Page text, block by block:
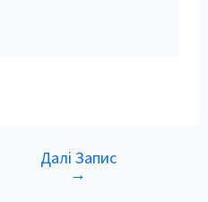
Далі Запис
→